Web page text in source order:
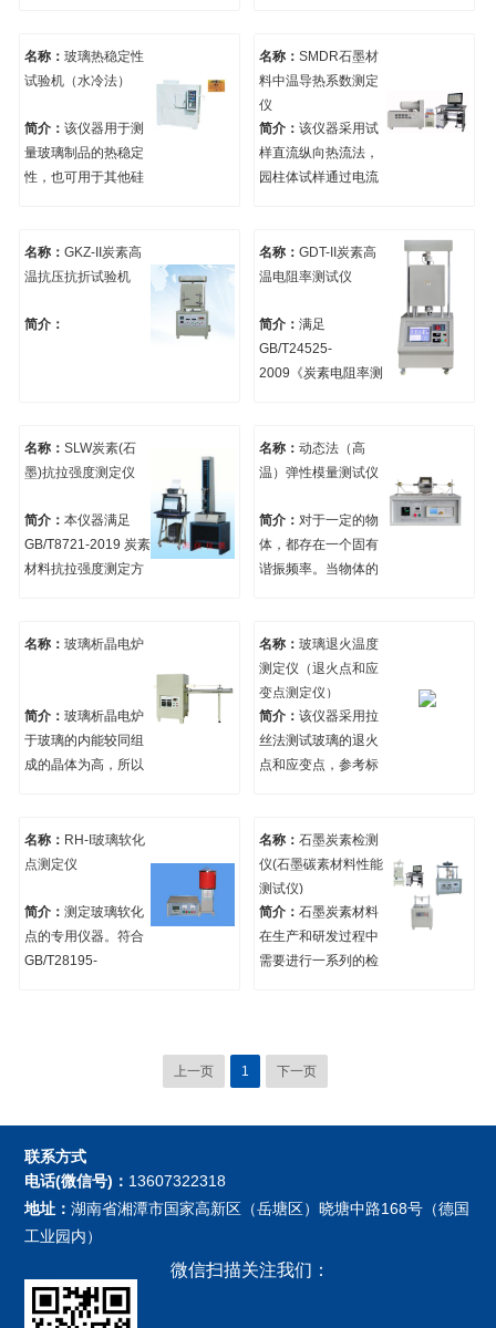
及提高灵敏度的方
法，解决了传统光度
离线性，分析低组份
含量灵敏度差的问
题，实现了大范围、
统分析，2000年完成
十八元素系统分析，
系统分析。该分析手
瓷、耐火材料、水
泥、玻璃、地质、非
模量测定方法》
GB/T5594杨氏弹性
模量 泊松比测试方法
以及GB/T
2105,GB10700等。
名称：玻璃热稳定性
试验机（水冷法）
简介：该仪器用于测
量玻璃制品的热稳定
性，也可用于其他硅
名称： SMDR石墨材
料中温导热系数测定
仪
简介： 该仪器采用试
样直流纵向热流法，
园柱体试样通过电流
稳定后认为是一维纵
向热流并对试样和测
正。满足GB/T 8722-
2019《石墨材料中温
导热系数测定方法》
围内的导热系数测
定。
名称：GKZ-II炭素高
温抗压抗折试验机
简介：
名称： GDT-II炭素高
温电阻率测试仪
简介： 满足
GB/T24525-
2009《炭素电阻率测
用仪器。该仪器采用
高精度稳流源供电，
并且稳定,准确,直观,
方便。
名称：SLW炭素(石
墨)抗拉强度测定仪
简介：本仪器满足
GB/T8721-2019 炭素
材料抗拉强度测定方
名称： 动态法（高
温）弹性模量测试仪
简介： 对于一定的物
体，都存在一个固有
谐振频率。当物体的
与其密度有关。物体
的强度与其密度有
关，因此物体的固有
振动频率决定了物体
强度。
名称：玻璃析晶电炉
简介：玻璃析晶电炉
于玻璃的内能较同组
成的晶体为高，所以
自发地析出晶体的倾
向。这种出现晶体的
失透或反玻璃化。
名称： 玻璃退火温度
测定仪（退火点和应
变点测定仪）
简介： 该仪器采用拉
丝法测试玻璃的退火
点和应变点，参考标
玻璃退火点和应变点
测试方法，JC/T752-
1996石英玻璃退火点
测试方法；
名称： RH-I玻璃软化
点测定仪
简介：测定玻璃软化
点的专用仪器。符合
GB/T28195-
名称： 石墨炭素检测
仪(石墨碳素材料性能
测试仪)
简介： 石墨炭素材料
在生产和研发过程中
需要进行一系列的检
性能测试仪可测定相
关材料的性能。
上一页 1 下一页
联系方式
电话(微信号)： 13607322318
地址：湖南省湘潭市国家高新区（岳塘区）晓塘中路168号（德国
工业园内）
微信扫描关注我们：